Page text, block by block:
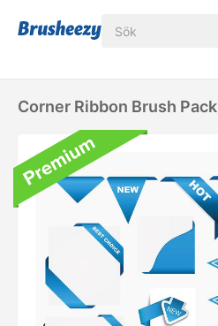
Corner Ribbon Brush Pack